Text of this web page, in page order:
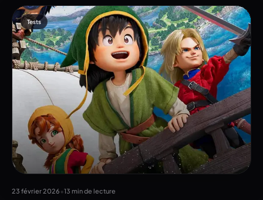
Tests
23 février 2026 •13 min de lecture